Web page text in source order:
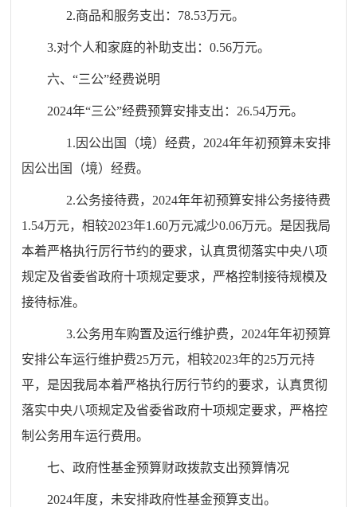
2.商品和服务支出：78.53万元。
3.对个人和家庭的补助支出：0.56万元。
六、“三公”经费说明
2024年“三公”经费预算安排支出：26.54万元。
1.因公出国（境）经费，2024年年初预算未安排
因公出国（境）经费。
2.公务接待费，2024年年初预算安排公务接待费
1.54万元，相较2023年1.60万元减少0.06万元。是因我局
本着严格执行厉行节约的要求，认真贯彻落实中央八项
规定及省委省政府十项规定要求，严格控制接待规模及
接待标准。
3.公务用车购置及运行维护费，2024年年初预算
安排公车运行维护费25万元，相较2023年的25万元持
平，是因我局本着严格执行厉行节约的要求，认真贯彻
落实中央八项规定及省委省政府十项规定要求，严格控
制公务用车运行费用。
七、政府性基金预算财政拨款支出预算情况
2024年度，未安排政府性基金预算支出。